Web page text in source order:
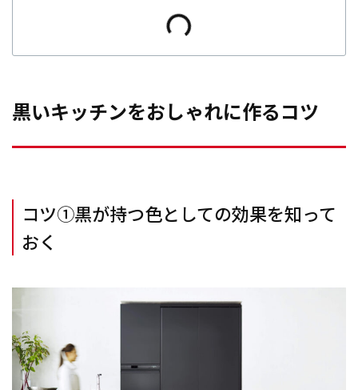
黒いキッチンをおしゃれに作るコツ
コツ①黒が持つ色としての効果を知って
おく